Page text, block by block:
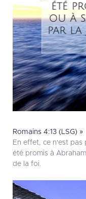
Romains 4:13 (LSG) »
En effet, ce n'est pas
été promis à
de la foi.